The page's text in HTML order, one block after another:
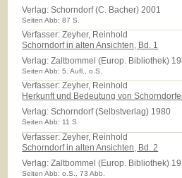
Verlag:Schorndorf (C. Bacher) 2001
Seiten Abb: 87 S.
Verfasser: Zeyher, Reinhold
Schorndorf in alten Ansichten, Bd. 1
Verlag:Zaltbommel (Europ. Bibliothek)
Seiten Abb: 5. Aufl., o.S.
Verfasser: Zeyher, Reinhold
Herkunft und Bedeutung von
Verlag:Schorndorf (Selbstverlag) 1980
Seiten Abb: 11 S.
Verfasser: Zeyher, Reinhold
Schorndorf in alten Ansichten, Bd. 2
Verlag:Zaltbommel (Europ. Bibliothek)
Seiten Abb: o.S., 73 Abb.